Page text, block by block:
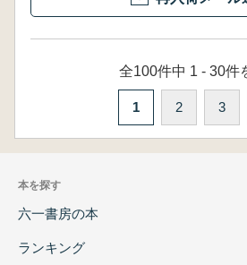
全100件中 1 - 30件
1 2 3
本を探す
六一書房の本
ランキング